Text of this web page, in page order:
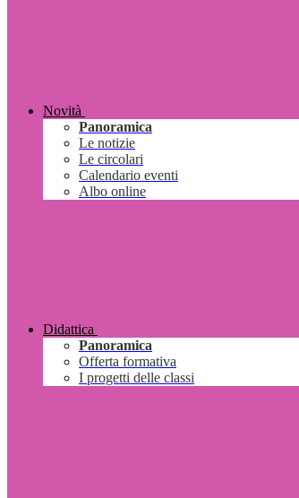
Novità
Panoramica
Le notizie
Le circolari
Calendario eventi
Albo online
Didattica
Panoramica
Offerta formativa
I progetti delle classi